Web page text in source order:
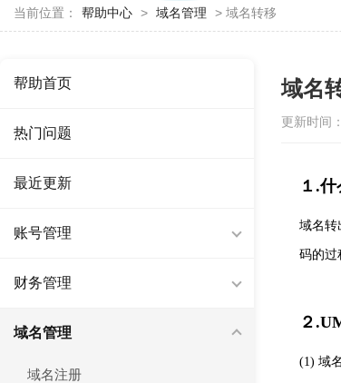
当前位置： 帮助中心 > 域名管理 > 域名转移
帮助首页
热门问题
最近更新
账号管理
财务管理
域名管理
域名注册
域名
更新时间
１.
域名转
码的过
２
(1) 域